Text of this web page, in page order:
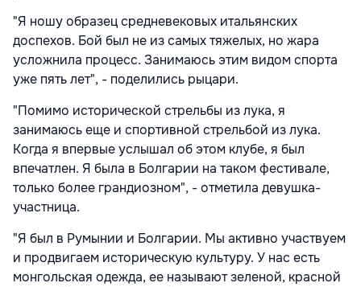
"Я ношу образец средневековых итальянских
доспехов. Бой был не из самых тяжелых, но жара
усложнила процесс. Занимаюсь этим видом спорта
уже пять лет", - поделились рыцари.
"Помимо исторической стрельбы из лука, я
занимаюсь еще и спортивной стрельбой из лука.
Когда я впервые услышал об этом клубе, я был
впечатлен. Я была в Болгарии на таком фестивале,
только более грандиозном", - отметила девушка-
участница.
"Я был в Румынии и Болгарии. Мы активно участвуем
и продвигаем историческую культуру. У нас есть
монгольская одежда, ее называют зеленой, красной